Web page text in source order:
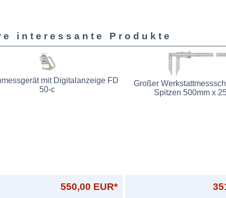
interessante Produkte
mit Digitalanzeige FD
50-c
550,00 EUR*
Großer
Spitzen 500mm x